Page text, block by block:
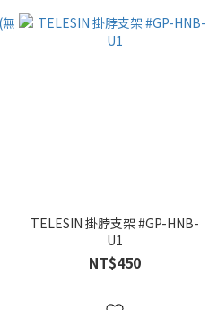
TELESIN 掛脖支架 #GP-HNB-
U1
NT$450